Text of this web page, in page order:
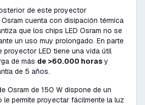
de este proyector
cuenta con disipación térmica
que los chips LED Osram no se
un uso muy prolongado. En parte
proyector LED tiene una vida útil
de más de >60.000 horas y
de 5 años.
Osram de 150 W dispone de un
le permite proyectar fácilmente la luz